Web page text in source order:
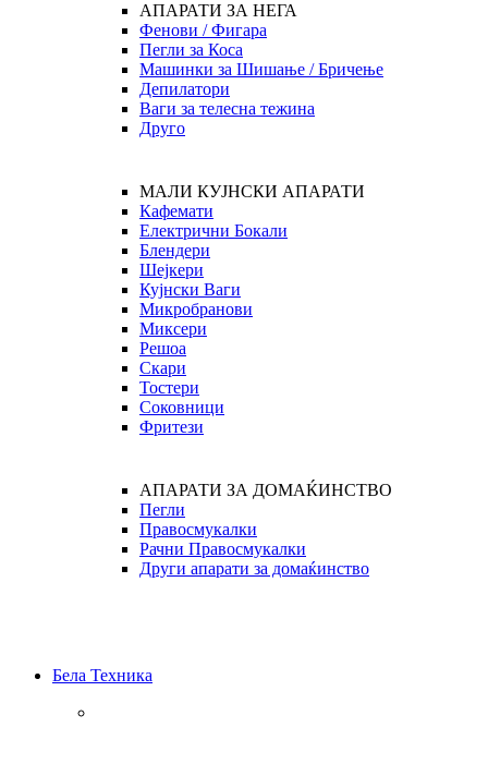
АПАРАТИ ЗА НЕГА
Фенови / Фигара
Пегли за Коса
Машинки за Шишање / Бричење
Депилатори
Ваги за телесна тежина
Друго
МАЛИ КУЈНСКИ АПАРАТИ
Кафемати
Електрични Бокали
Блендери
Шејкери
Кујнски Ваги
Микробранови
Миксери
Решоа
Скари
Тостери
Соковници
Фритези
АПАРАТИ ЗА ДОМАЌИНСТВО
Пегли
Правосмукалки
Рачни Правосмукалки
Други апарати за домаќинство
Бела Техника